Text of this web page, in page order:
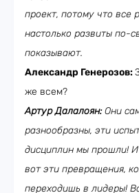
проект, потому что все
настолько развиты по-
показывают.
Александр Генерозов:
же всем?
Артур Далалоян:Они
разнообразны, эти
дисциплин мы прошли! И
вот эти превращения,
переходишь в лидеры!